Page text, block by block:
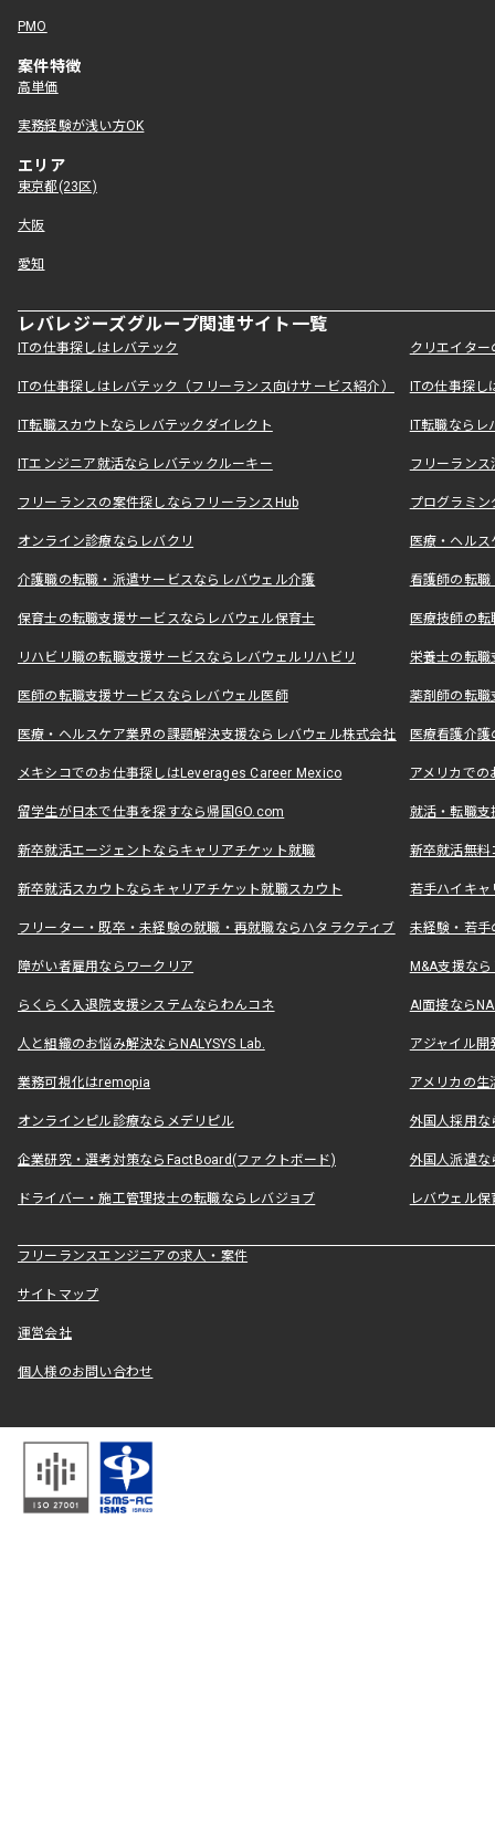
PMO
案件特徴
高単価
実務経験が浅い方OK
エリア
東京都(23区)
大阪
愛知
レバレジーズグループ関連サイト一覧
ITの仕事探しはレバテック クリエイタ
ITの仕事探しはレバテック（フリーランス向けサービス紹介） ITの仕事探
IT転職スカウトならレバテックダイレクト IT転職なら
ITエンジニア就活ならレバテックルーキー フリーラン
フリーランスの案件探しならフリーランスHub プログラミ
オンライン診療ならレバクリ 医療・ヘル
介護職の転職・派遣サービスならレバウェル介護 看護師の転
保育士の転職支援サービスならレバウェル保育士 医療技師の
リハビリ職の転職支援サービスならレバウェルリハビリ 栄養士の転
医師の転職支援サービスならレバウェル医師 薬剤師の転
医療・ヘルスケア業界の課題解決支援ならレバウェル株式会社 医療看護介
メキシコでのお仕事探しはLeverages Career Mexico アメリカで
留学生が日本で仕事を探すなら帰国GO.com 就活・転職
新卒就活エージェントならキャリアチケット就職 新卒就活無料
新卒就活スカウトならキャリアチケット就職スカウト 若手ハイキ
フリーター・既卒・未経験の就職・再就職ならハタラクティブ 未経験・若手
障がい者雇用ならワークリア M&A支援な
らくらく入退院支援システムならわんコネ AI面接なら
人と組織のお悩み解決ならNALYSYS Lab. アジャイル
業務可視化はremopia アメリカの
オンラインピル診療ならメデリピル 外国人採用
企業研究・選考対策ならFactBoard(ファクトボード) 外国人派遣な
ドライバー・施工管理技士の転職ならレバジョブ レバウェル
フリーランスエンジニアの求人・案件
サイトマップ
運営会社
個人様のお問い合わせ